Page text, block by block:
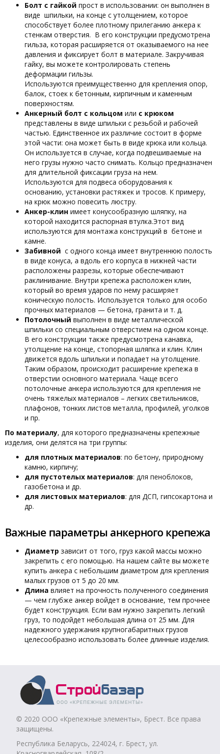
Болт с гайкой прост в использовании: он выполнен в
виде шпильки, на конце с утолщением, которое
способствует более плотному прилеганию анкера к
стенкам отверстия. В его конструкции предусмотрена
гильза, которая расширяется от оказываемого на нее
давления и фиксирует болт в материале. Закручивая
гайку, вы можете контролировать степень
деформации гильзы.
Используются преимущественно для крепления опор,
балок, стоек к бетонным, кирпичным и каменным
поверхностям.
Анкерный болт с кольцом или с крюком
представлены в виде шпильки с резьбой и рабочей
частью. Единственное их различие состоит в форме
этой части: она может быть в виде крюка или кольца.
Он используется в случае, когда подвешиваемые на
него грузы нужно часто снимать. Кольцо предназначен
для длительной фиксации груза на нем.
Используются для подвеса оборудования к
основанию, установки растяжек и тросов. К примеру,
на крюк можно повесить люстру.
Анкер-клин имеет конусообразную шляпку, на
которой находится распорная втулка.Этот вид
используются для монтажа конструкций в бетоне и
камне.
Забивной с одного конца имеет внутреннюю полость
в виде конуса, а вдоль его корпуса в нижней части
расположены разрезы, которые обеспечивают
раклинивание. Внутри крепежа расположен клин,
который во время ударов по нему расширяет
коническую полость. Используется только для особо
прочных материалов — бетона, гранита и т. д.
Потолочный выполнен в виде металлической
шпильки со специальным отверстием на одном конце.
В его конструкции также предусмотрена канавка,
утолщение на конце, стопорная шляпка и клин. Клин
движется вдоль шпильки и попадает на утолщение.
Таким образом, происходит расширение крепежа в
отверстии основного материала. Чаще всего
потолочные анкера используются для крепления не
очень тяжелых материалов – легких светильников,
плафонов, тонких листов металла, профилей, уголков
и пр.
По материалу, для которого предназначены крепежные
изделия, они делятся на три группы:
для плотных материалов: по бетону, природному
камню, кирпичу;
для пустотелых материалов: для пеноблоков,
газобетона и др.
для листовых материалов: для ДСП, гипсокартона и
др.
Важные параметры анкерного крепежа
Диаметр зависит от того, груз какой массы можно
закрепить с его помощью. На нашем сайте вы можете
купить анкера с небольшим диаметром для крепления
малых грузов от 5 до 20 мм.
Длина влияет на прочность полученного соединения
— чем глубже анкер войдет в основание, тем прочнее
будет конструкция. Если вам нужно закрепить легкий
груз, то подойдет небольшая длина от 25 мм. Для
надежного удержания крупногабаритных грузов
целесообразно использовать более длинные изделия.
© 2020 ООО «Крепежные элементы», Брест. Все права
защищены.
Республика Беларусь, 224024, г. Брест, ул.